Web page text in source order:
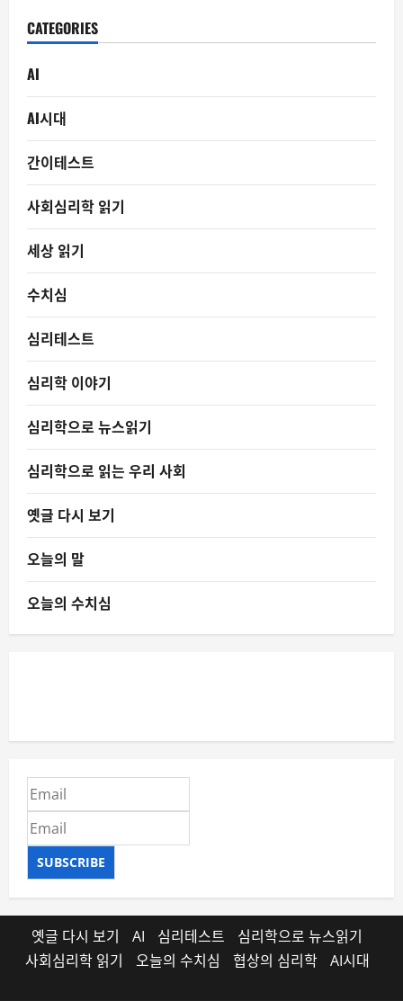
CATEGORIES
AI
AI시대
간이테스트
사회심리학 읽기
세상 읽기
수치심
심리테스트
심리학 이야기
심리학으로 뉴스읽기
심리학으로 읽는 우리 사회
옛글 다시 보기
오늘의 말
오늘의 수치심
SUBSCRIBE
옛글 다시 보기 AI 심리테스트
심리학으로 뉴스읽기
사회심리학 읽기
오늘의 수치심 협상의 심리학 AI시대